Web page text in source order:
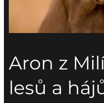
Aron z
lesů a